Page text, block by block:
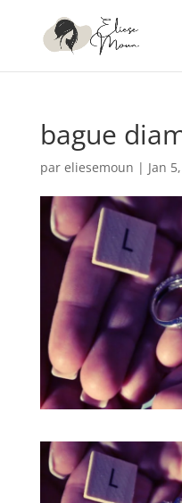
bague
par eliesemoun | Jan